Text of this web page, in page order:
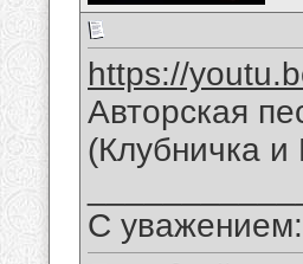
https://
Авторская
(Клубничка
С